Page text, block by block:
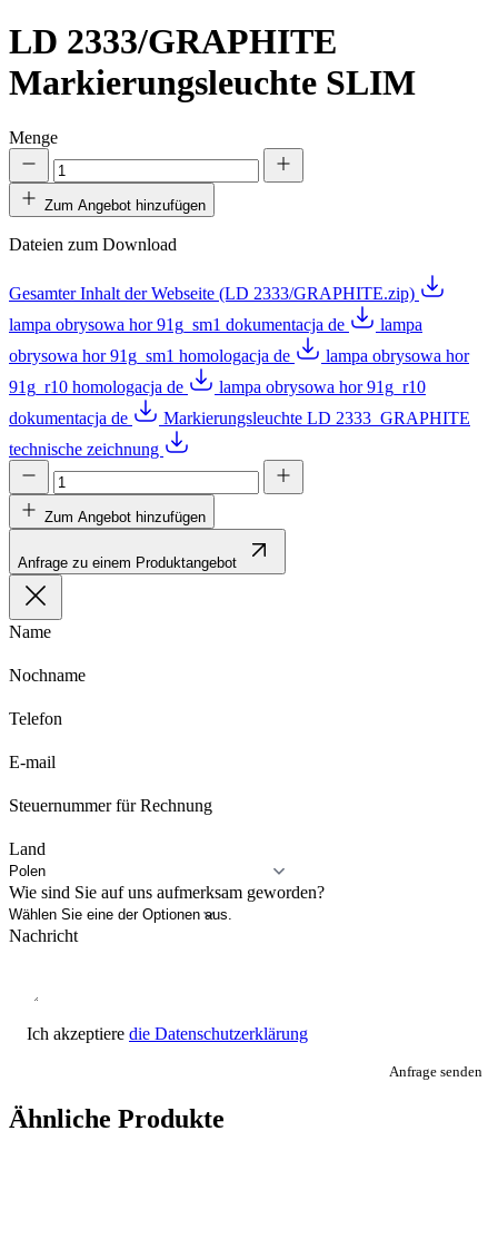
LD 2333/GRAPHITE
Markierungsleuchte SLIM
Menge
Zum Angebot hinzufügen
Dateien zum Download
Gesamter Inhalt der Webseite (LD 2333/GRAPHITE.zip)
lampa obrysowa hor 91g_sm1 dokumentacja de
lampa
obrysowa hor 91g_sm1 homologacja de
lampa obrysowa hor
91g_r10 homologacja de
lampa obrysowa hor 91g_r10
dokumentacja de
Markierungsleuchte LD 2333_GRAPHITE
technische zeichnung
Zum Angebot hinzufügen
Anfrage zu einem Produktangebot
Name
Nochname
Telefon
E-mail
Steuernummer für Rechnung
Land
Wie sind Sie auf uns aufmerksam geworden?
Nachricht
Ich akzeptiere die Datenschutzerklärung
Anfrage senden
Ähnliche Produkte